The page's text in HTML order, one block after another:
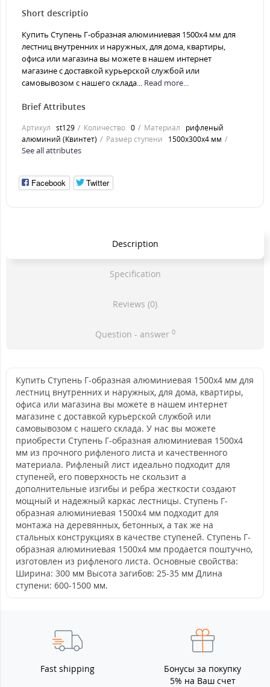
Short descriptio
Купить Ступень Г-образная алюминиевая 1500x4 мм для
лестниц внутренних и наружных, для дома, квартиры,
офиса или магазина вы можете в нашем интернет
магазине с доставкой курьерской службой или
самовывозом с нашего склада... Read more...
Brief Attributes
Артикул st129 Количество 0 Материал
рифленый
алюминий (Квинтет)
Размер ступени 1500x300x4 мм
See all attributes
Facebook Twitter
Description
Specification
Reviews (0)
Question - answer 0
Купить Ступень Г-образная алюминиевая 1500x4 мм для
лестниц внутренних и наружных, для дома, квартиры,
офиса или магазина вы можете в нашем интернет
магазине с доставкой курьерской службой или
самовывозом с нашего склада. У нас вы можете
приобрести Ступень Г-образная алюминиевая 1500x4
мм из прочного рифленого листа и качественного
материала. Рифленый лист идеально подходит для
ступеней, его поверхность не скользит а
дополнительные изгибы и ребра жесткости создают
мощный и надежный каркас лестницы. Ступень Г-
образная алюминиевая 1500x4 мм подходит для
монтажа на деревянных, бетонных, а так же на
стальных конструкциях в качестве ступеней. Ступень Г-
образная алюминиевая 1500x4 мм продается поштучно,
изготовлен из рифленого листа. Основные свойства:
Ширина: 300 мм Высота загибов: 25-35 мм Длина
ступени: 600-1500 мм.
Fast shipping
Бонусы за покупку
5% на Ваш счет